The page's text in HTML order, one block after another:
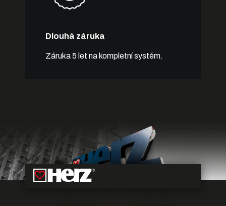
Dlouhá záruka
Záruka 5 let na kompletní systém.